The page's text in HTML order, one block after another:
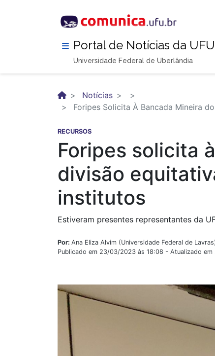
Portal de Notícias da UFU
Universidade Federal de Uberlândia
Notícias
Foripes Solicita À Bancada Mineira
RECURSOS
Foripes solicita
divisão
institutos
Estiveram presentes representantes da
Por: Ana Eliza Alvim (Universidade Federal de
Publicado em 23/03/2023 às 18:08 - Atualizado